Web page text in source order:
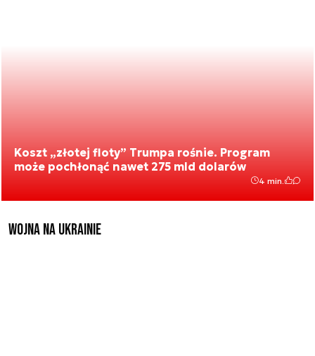
Koszt „złotej floty” Trumpa rośnie. Program
może pochłonąć nawet 275 mld dolarów
4 min.
Wojna na Ukrainie